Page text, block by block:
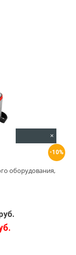
-10%
оборудования,
×